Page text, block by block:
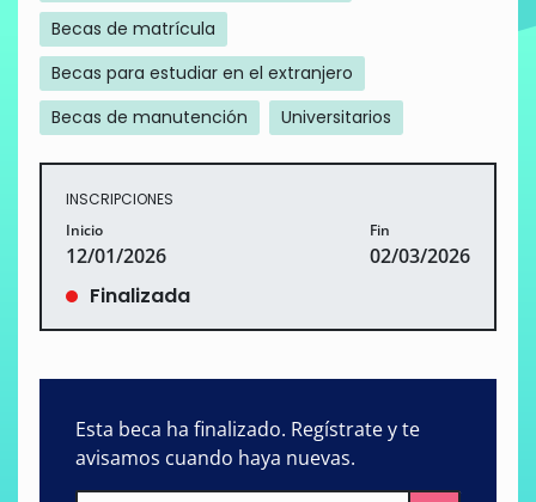
Becas de matrícula
Becas para estudiar en el extranjero
Becas de manutención
Universitarios
INSCRIPCIONES
Inicio
12/01/2026
Fin
02/03/2026
Finalizada
Esta beca ha finalizado. Regístrate y te
avisamos cuando haya nuevas.